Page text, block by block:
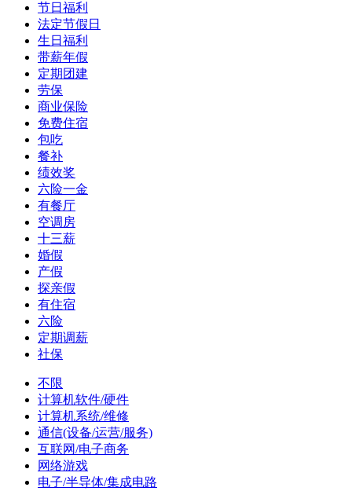
节日福利
法定节假日
生日福利
带薪年假
定期团建
劳保
商业保险
免费住宿
包吃
餐补
绩效奖
六险一金
有餐厅
空调房
十三薪
婚假
产假
探亲假
有住宿
六险
定期调薪
社保
不限
计算机软件/硬件
计算机系统/维修
通信(设备/运营/服务)
互联网/电子商务
网络游戏
电子/半导体/集成电路